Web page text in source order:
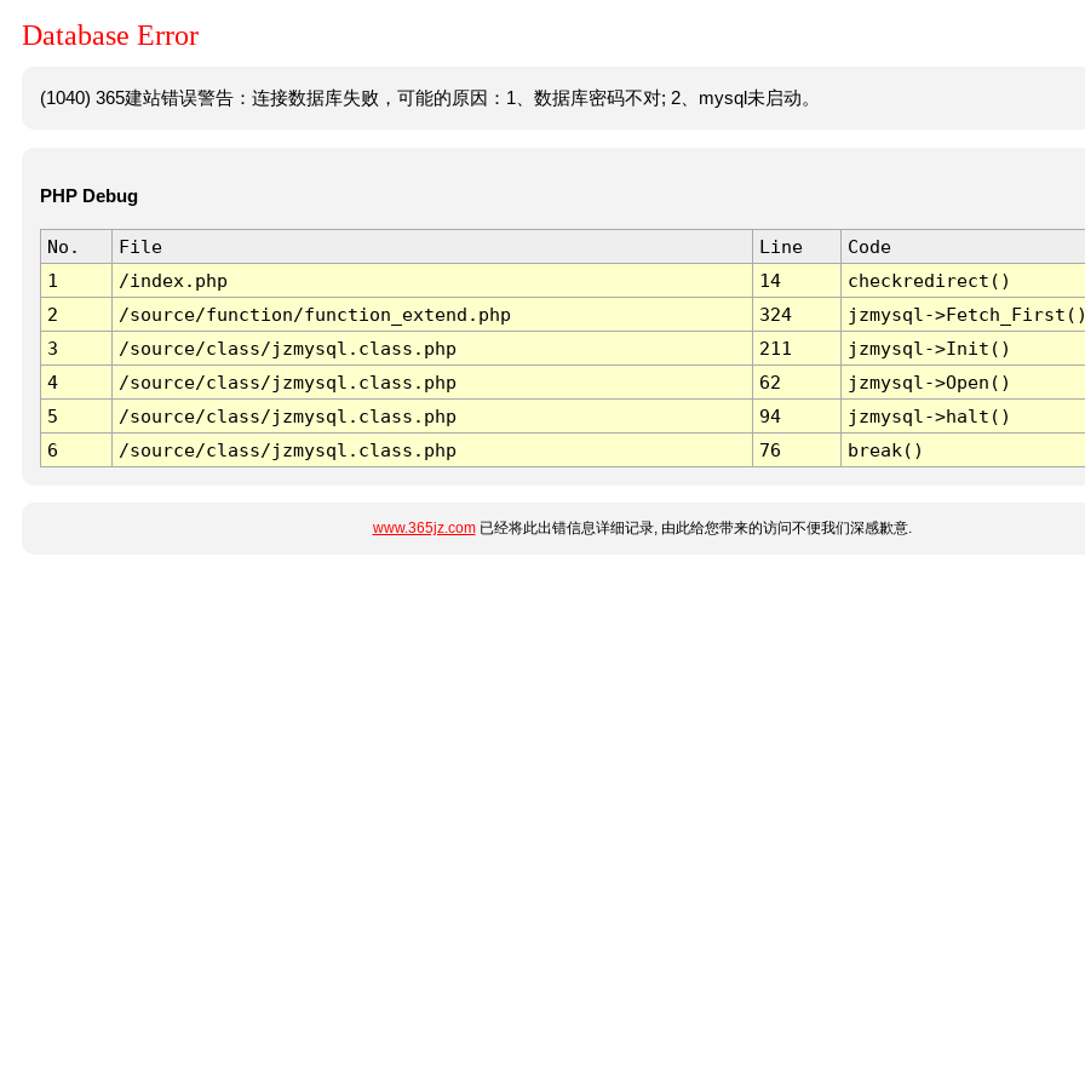
Database Error
(1040) 365建站错误警告：连接数据库失败，可能的原因：1、数据库密码不对; 2、mysql未启动。
PHP Debug
No. File Line
Code
1
/index.php 14
checkredirect()
2
/source/function/function_extend.php 324
jzmysql-
3
/source/class/jzmysql.class.php 211
jzmysql->Init()
4
/source/class/jzmysql.class.php 62
jzmysql->Open()
5
/source/class/jzmysql.class.php 94
jzmysql->halt()
6
/source/class/jzmysql.class.php 76 break()
www.365jz.com已经将此出错信息详细记录, 由此给您带来的访问不便我们深感歉意.